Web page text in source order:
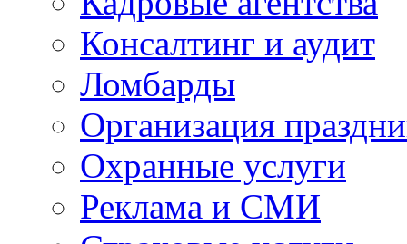
Консалтинг и аудит
Ломбарды
Организация
Охранные услуги
Реклама и СМИ